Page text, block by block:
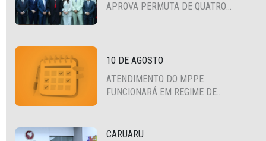
APROVA PERMUTA DE QUATRO
10 DE AGOSTO
ATENDIMENTO DO MPPE
FUNCIONARÁ EM REGIME DE
CARUARU